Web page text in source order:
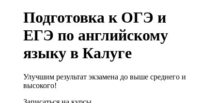
Подготовка к ОГЭ и
ЕГЭ по английскому
языку в Калуге
Улучшим результат экзамена до выше среднего и
высокого!